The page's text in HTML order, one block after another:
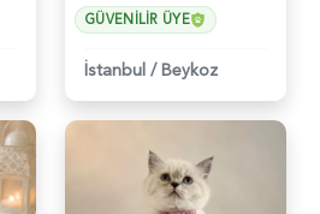
GÜVENILIR ÜYE
İstanbul / Beykoz